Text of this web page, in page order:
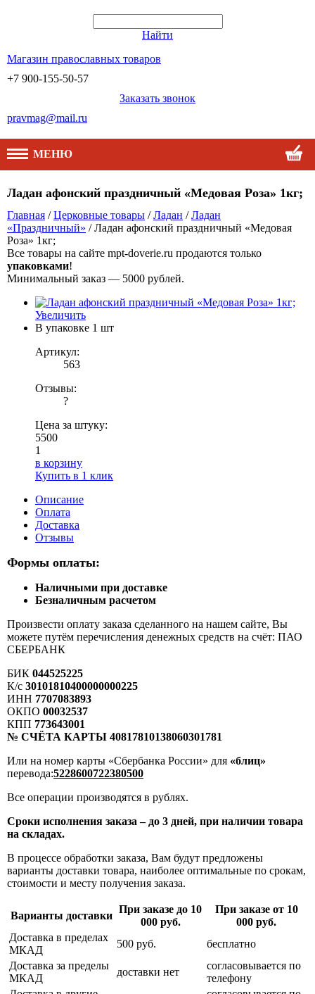
Найти
Магазин православных товаров
+7 900-155-50-57
Заказать звонок
pravmag@mail.ru
МЕНЮ
Ладан афонский праздничный «Медовая Роза» 1кг;
Главная /Церковные товары /Ладан /Ладан
«Праздничный» / Ладан афонский праздничный «Медовая
Роза» 1кг;
Все товары на сайте mpt-doverie.ru продаются только
упаковками!
Минимальный заказ — 5000 рублей.
Увеличить
В упаковке 1 шт
Артикул:
563
Отзывы:
?
Цена за штуку:
5500
1
в корзину
Купить в 1 клик
Описание
Оплата
Доставка
Отзывы
Формы оплаты:
Наличными при доставке
Безналичным расчетом
Произвести оплату заказа сделанного на нашем сайте, Вы
можете путём перечисления денежных средств на счёт: ПАО
СБЕРБАНК
БИК 044525225
К/с 30101810400000000225
ИНН 7707083893
ОКПО 00032537
КПП 773643001
№ СЧЁТА КАРТЫ 40817810138060301781
Или на номер карты «Сбербанка России» для «блиц»
перевода:5228600722380500
Все операции производятся в рублях.
Сроки исполнения заказа – до 3 дней, при наличии товара
на складах.
В процессе обработки заказа, Вам будут предложены
варианты доставки товара, наиболее оптимальные по срокам,
стоимости и месту получения заказа.
Варианты доставки
При заказе до 10
000 руб.
При заказе от 10
000 руб.
Доставка в пределах
МКАД
500 руб.
бесплатно
Доставка за пределы
МКАД
доставки нет
согласовывается по
телефону